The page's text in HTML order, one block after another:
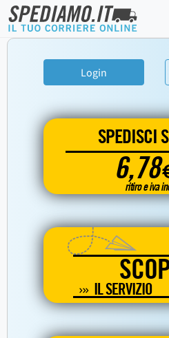
Login
SPEDISCI
6,78
ritiro e iva
IL SERVIZIO